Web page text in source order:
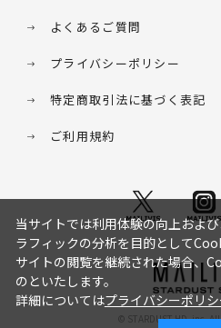
よくあるご質問
プライバシーポリシー
特定商取引法に基づく表記
ご利用規約
© STARDUST HD. inc.
当サイトでは利用体験の向上およ
ラフィックの分析を目的として
サイトの閲覧を継続された場合、
のといたします。
詳細についてはプライバシーポリ